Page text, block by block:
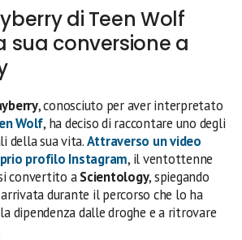
di Teen Wolf
sua conversione a
, conosciuto per aver interpretato
Wolf, ha deciso di raccontare uno degli
della sua vita.Attraverso un video
profilo Instagram, il ventottenne
convertito aScientology, spiegando
durante il percorso che lo ha
dipendenza dalle droghe e a ritrovare